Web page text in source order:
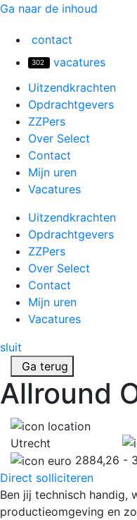
Ga naar de inhoud
contact
302
vacatures
Uitzendkrachten
Opdrachtgevers
ZZPers
Over Select
Contact
Mijn uren
Vacatures
Uitzendkrachten
Opdrachtgevers
ZZPers
Over Select
Contact
Mijn uren
Vacatures
sluit
Ga terug
Allround
Utrecht
2884,26 -
Direct solliciteren
Ben jij technisch handig,
productieomgeving en